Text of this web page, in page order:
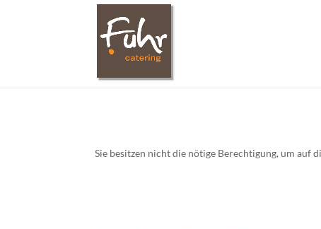
Sie besitzen nicht die nötige Berechtigung, um auf